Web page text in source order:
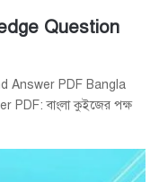
Question
Answer PDF Bangla
বাংলা কুইজের পক্ষ